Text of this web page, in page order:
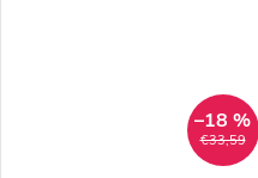
€33,59
–18 %